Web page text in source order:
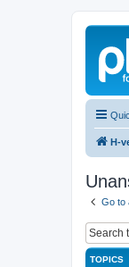
H-
Go to
TOPICS